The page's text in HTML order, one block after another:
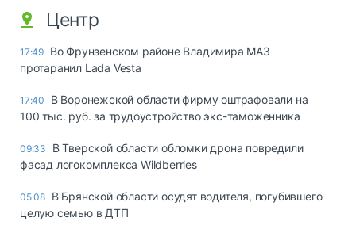
Центр
17:49 Во Фрунзенском районе Владимира МАЗ
протаранил Lada Vesta
17:40
В Воронежской области фирму оштрафовали на
100 тыс. руб. за трудоустройство экс-таможенника
09:33
В Тверской области обломки дрона повредили
фасад логокомплекса Wildberries
05.08 В Брянской области осудят водителя, погубившего
целую семью в ДТП